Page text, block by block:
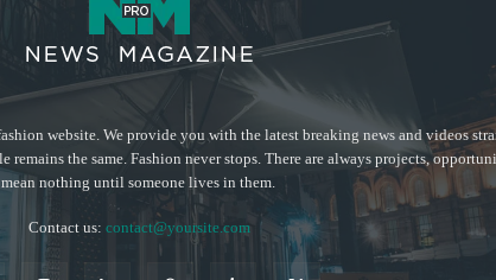
website. We provide you with the latest breaking news and videos
remains the same. Fashion never stops. There are always projects,
mean nothing until someone lives in them.
Contact us: contact@yoursite.com